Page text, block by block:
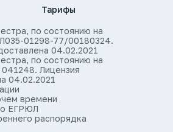
Тарифы
по состоянию на
01298-77/00180324.
04.02.2021
по состоянию на
Лицензия
04.02.2021
времени
ЕГРЮЛ
распорядка